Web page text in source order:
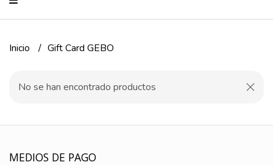
Inicio Gift Card GEBO
No se han encontrado productos
MEDIOS DE PAGO